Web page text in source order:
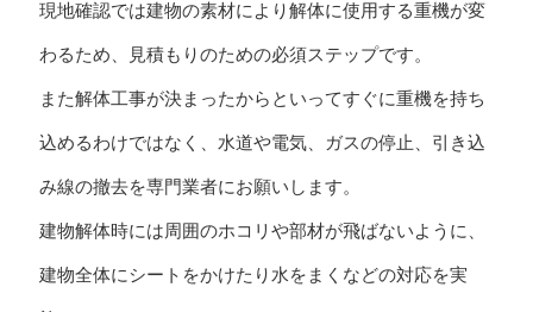
現地確認では建物の素材により解体に使用する重機が変
わるため、見積もりのための必須ステップです。
また解体工事が決まったからといってすぐに重機を持ち
込めるわけではなく、水道や電気、ガスの停止、引き込
み線の撤去を専門業者にお願いします。
建物解体時には周囲のホコリや部材が飛ばないように、
建物全体にシートをかけたり水をまくなどの対応を実